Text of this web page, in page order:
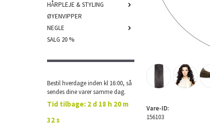
HÅRPLEJE & STYLING
ØYENVIPPER
NEGLE
SALG 20 %
Bestil hverdage inden kl 16:00, så
sendes dine varer samme dag.
Tid tilbage: 2 d 18 h 20 m
31 s
Vare-ID:
156103